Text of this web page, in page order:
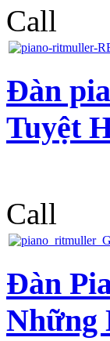
Call
Đàn
Tuyệt
Call
Đàn
Những